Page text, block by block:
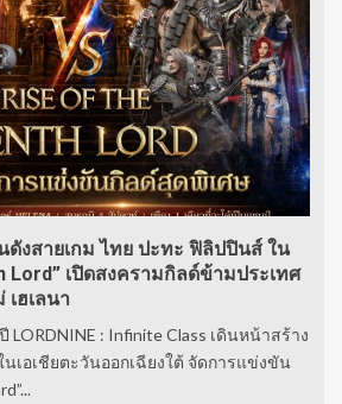
ดังสายเกม ไทย ปะทะ ฟิลิปปินส์ ใน
Lord” เปิดสงครามกิลด์ข้ามประเทศ
เฮเลนา
LORDNINE : Infinite Class เดินหน้าสร้าง
เอเชียตะวันออกเฉียงใต้ จัดการแข่งขัน